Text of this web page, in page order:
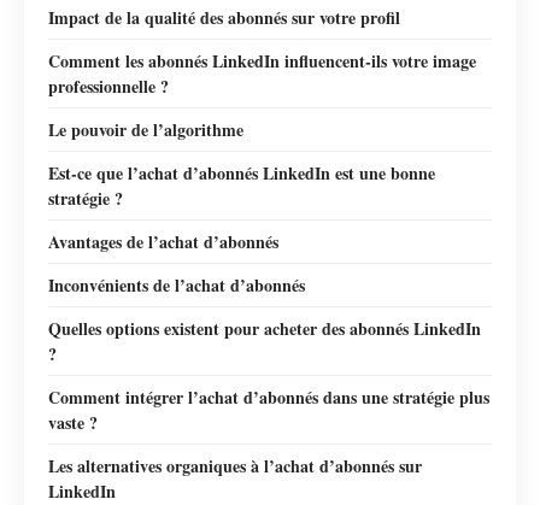
Impact de la qualité des abonnés sur votre profil
Comment les abonnés LinkedIn influencent-ils votre image
professionnelle ?
Le pouvoir de l’algorithme
Est-ce que l’achat d’abonnés LinkedIn est une bonne
stratégie ?
Avantages de l’achat d’abonnés
Inconvénients de l’achat d’abonnés
Quelles options existent pour acheter des abonnés LinkedIn
?
Comment intégrer l’achat d’abonnés dans une stratégie plus
vaste ?
Les alternatives organiques à l’achat d’abonnés sur
LinkedIn